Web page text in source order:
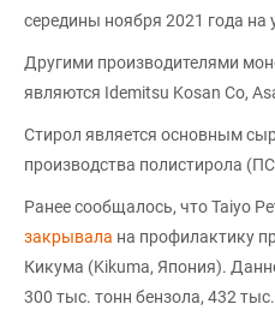
середины ноября 2021 года на
Другими производителями
являются Idemitsu Kosan Co,
Стирол является основным
производства полистирола
Ранее сообщалось, что Taiyo
закрывала на профилактику
Кикума (Kikuma, Япония).
300 тыс. тонн бензола, 432